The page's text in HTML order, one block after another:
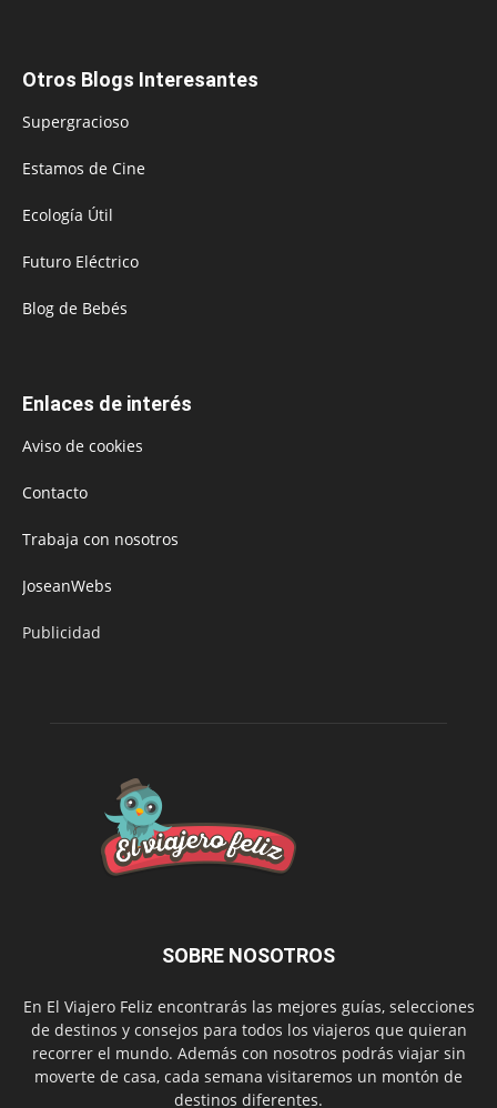
Otros Blogs Interesantes
Supergracioso
Estamos de Cine
Ecología Útil
Futuro Eléctrico
Blog de Bebés
Enlaces de interés
Aviso de cookies
Contacto
Trabaja con nosotros
JoseanWebs
Publicidad
SOBRE NOSOTROS
En El Viajero Feliz encontrarás las mejores guías, selecciones
de destinos y consejos para todos los viajeros que quieran
recorrer el mundo. Además con nosotros podrás viajar sin
moverte de casa, cada semana visitaremos un montón de
destinos diferentes.